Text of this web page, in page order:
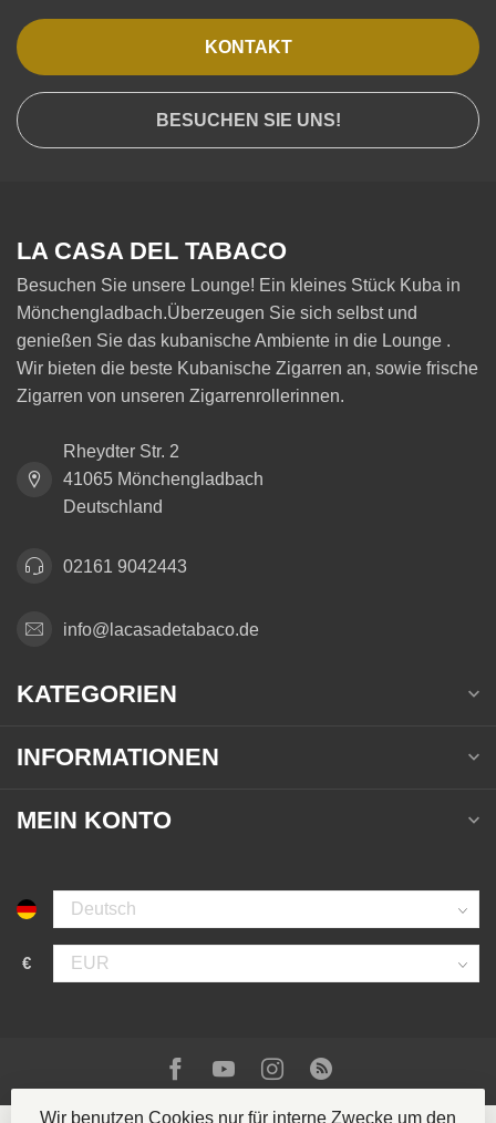
KONTAKT
BESUCHEN SIE UNS!
LA CASA DEL TABACO
Besuchen Sie unsere Lounge! Ein kleines Stück Kuba in
Mönchengladbach.Überzeugen Sie sich selbst und
genießen Sie das kubanische Ambiente in die Lounge .
Wir bieten die beste Kubanische Zigarren an, sowie frische
Zigarren von unseren Zigarrenrollerinnen.
Rheydter Str. 2
41065 Mönchengladbach
Deutschland
02161 9042443
info@lacasadetabaco.de
KATEGORIEN
INFORMATIONEN
MEIN KONTO
€
Wir benutzen Cookies nur für interne Zwecke um den